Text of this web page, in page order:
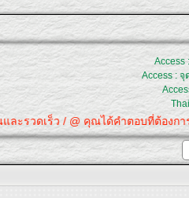
Access
Access : จุ
เร็ว / @ คุณได้คำตอบที่ต้องการแล้ว